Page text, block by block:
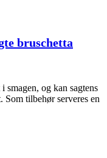
bruschetta
smagen, og kan sagtens
tilbehør serveres en